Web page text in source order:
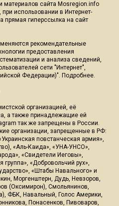
материалов сайта Mosregion.info
использовании в Интернет-
прямая гиперссылка на сайт
рекомендательные
предоставления
и анализа сведений,
сети "Интернет",
Федерации)". Подробнее.
организацией, её
а также принадлежащие ей
так же запрещены в России.
организации, запрещенные в РФ:
повстанческая армия»,
«Аль-Каида», «УНА-УНСО»,
«Свидетели Иеговы»,
«Добровольчий рух»,
«Штабы Навального» и
Моргенштерн, Дудь, Невзоров,
(Оксимирон), Смольянинов,
ФБК, Навальный, Голос Америки,
Понасенков, Пивоваров,